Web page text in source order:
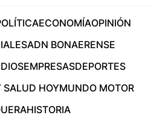
ECONOMÍAOPINIÓN
ADN BONAERENSE
EMPRESASDEPORTES
SALUD HOYMUNDO MOTOR
HISTORIA